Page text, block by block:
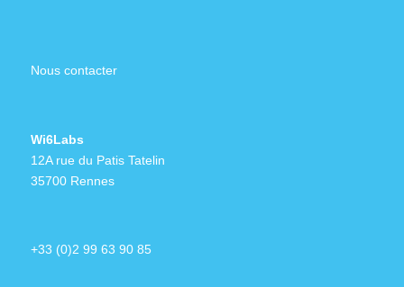
Nous contacter
Wi6Labs
12A rue du Patis Tatelin
35700 Rennes
+33 (0)2 99 63 90 85